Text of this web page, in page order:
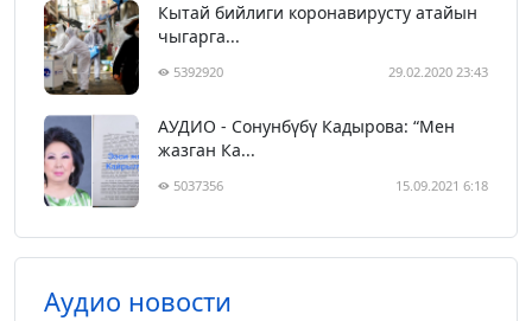
Кытай бийлиги коронавирусту атайын
чыгарга...
5392920 29.02.2020 23:43
АУДИО - Сонунбүбү Кадырова: “Мен
жазган Ка...
5037356 15.09.2021 6:18
Аудио новости